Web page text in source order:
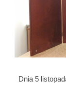
obrazek
Dnia 5